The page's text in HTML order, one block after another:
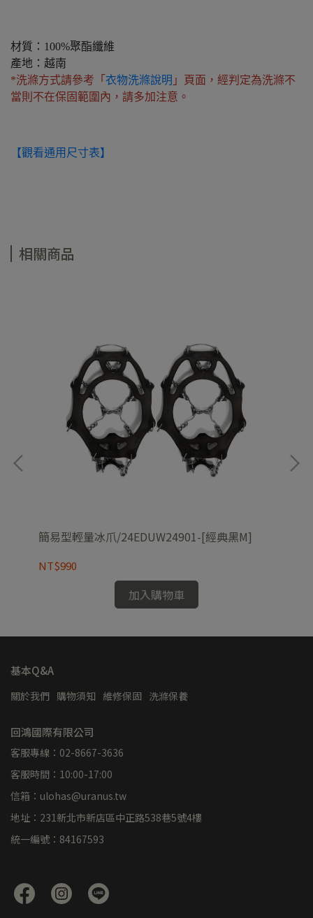
材質：100%聚酯纖維
產地：越南
*洗滌方式請參考「 衣物洗滌說明 」頁面，經判定為洗滌不
當則不在保固範圍內，請多加注意。
【觀看通用尺寸表】
相關商品
簡易型輕量冰爪/24EDUW24901-[經典黑M]
NT$990
加入購物車
基本Q&A
關於我們 購物須知 維修保固 洗滌保養
回鴻國際有限公司
客服專線：02-8667-3636
客服時間：10:00-17:00
信箱：ulohas@uranus.tw
地址：231新北市新店區中正路538巷5號4樓
統一編號：84167593